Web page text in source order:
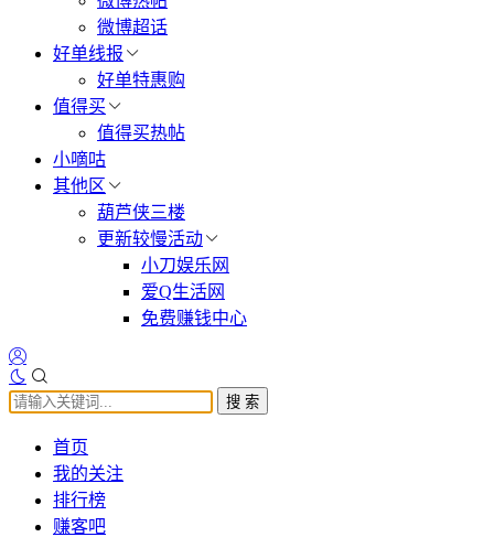
微博超话
好单线报
好单特惠购
值得买
值得买热帖
小嘀咕
其他区
葫芦侠三楼
更新较慢活动
小刀娱乐网
爱Q生活网
免费赚钱中心
搜 索
首页
我的关注
排行榜
赚客吧